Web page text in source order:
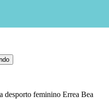
desporto feminino Errea Bea